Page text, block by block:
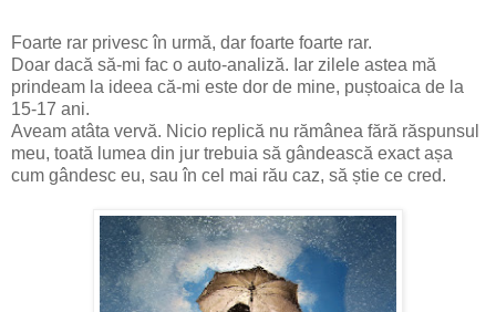
Foarte rar privesc în urmă, dar foarte foarte rar.
Doar dacă să-mi fac o auto-analiză. Iar zilele astea mă
prindeam la ideea că-mi este dor de mine, puștoaica de la
15-17 ani.
Aveam atâta vervă. Nicio replică nu rămânea fără răspunsul
meu, toată lumea din jur trebuia să gândească exact așa
cum gândesc eu, sau în cel mai rău caz, să știe ce cred.